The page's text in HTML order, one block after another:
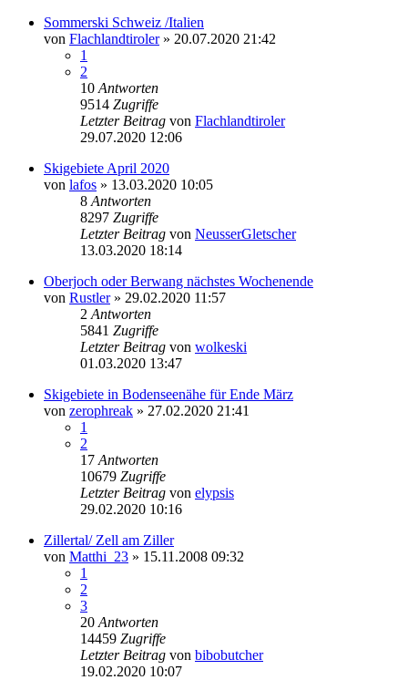
Sommerski Schweiz /Italien
von Flachlandtiroler» 20.07.2020 21:42
1
2
10 Antworten
9514 Zugriffe
Letzter Beitrag von Flachlandtiroler
29.07.2020 12:06
Skigebiete April 2020
von lafos » 13.03.2020 10:05
8 Antworten
8297 Zugriffe
Letzter Beitrag von NeusserGletscher
13.03.2020 18:14
Oberjoch oder Berwang nächstes Wochenende
von Rustler» 29.02.2020 11:57
2 Antworten
5841 Zugriffe
Letzter Beitrag von wolkeski
01.03.2020 13:47
Skigebiete in Bodenseenähe für Ende März
von zerophreak » 27.02.2020 21:41
1
2
17 Antworten
10679 Zugriffe
Letzter Beitrag von elypsis
29.02.2020 10:16
Zillertal/ Zell am Ziller
von Matthi_23 » 15.11.2008 09:32
1
2
3
20 Antworten
14459 Zugriffe
Letzter Beitrag von bibobutcher
19.02.2020 10:07